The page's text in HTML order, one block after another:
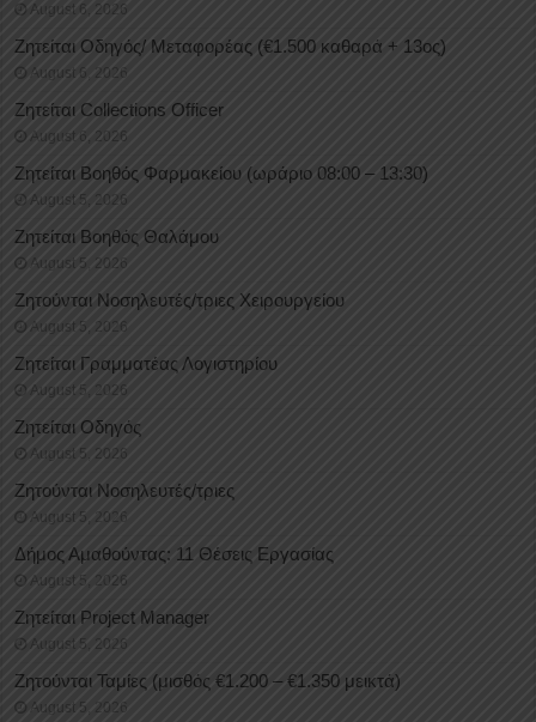
August 6, 2026
Ζητείται Οδηγός/ Μεταφορέας (€1.500 καθαρά + 13ος)
August 6, 2026
Ζητείται Collections Officer
August 6, 2026
Ζητείται Βοηθός Φαρμακείου (ωράριο 08:00 – 13:30)
August 5, 2026
Ζητείται Βοηθός Θαλάμου
August 5, 2026
Ζητούνται Νοσηλευτές/τριες Χειρουργείου
August 5, 2026
Ζητείται Γραμματέας Λογιστηρίου
August 5, 2026
Ζητείται Οδηγός
August 5, 2026
Ζητούνται Νοσηλευτές/τριες
August 5, 2026
Δήμος Αμαθούντας: 11 Θέσεις Εργασίας
August 5, 2026
Ζητείται Project Manager
August 5, 2026
Ζητούνται Ταμίες (μισθός €1.200 – €1.350 μεικτά)
August 5, 2026